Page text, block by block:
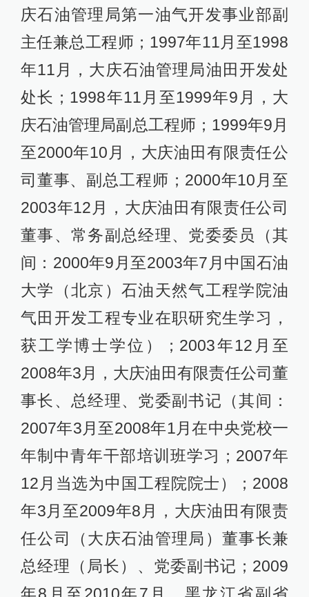
庆石油管理局第一油气开发事业部副
主任兼总工程师；1997年11月至1998
年11月，大庆石油管理局油田开发处
处长；1998年11月至1999年9月，大
庆石油管理局副总工程师；1999年9月
至2000年10月，大庆油田有限责任公
司董事、副总工程师；2000年10月至
2003年12月，大庆油田有限责任公司
董事、常务副总经理、党委委员（其
间：2000年9月至2003年7月中国石油
大学（北京）石油天然气工程学院油
气田开发工程专业在职研究生学习，
获工学博士学位）；2003年12月至
2008年3月，大庆油田有限责任公司董
事长、总经理、党委副书记（其间：
2007年3月至2008年1月在中央党校一
年制中青年干部培训班学习；2007年
12月当选为中国工程院院士）；2008
年3月至2009年8月，大庆油田有限责
任公司（大庆石油管理局）董事长兼
总经理（局长）、党委副书记；2009